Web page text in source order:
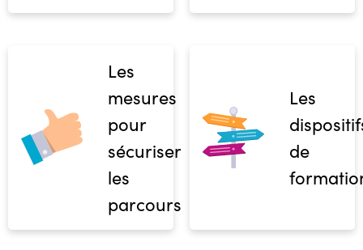
Les
mesures
pour
sécuriser
les
parcours
Les
de